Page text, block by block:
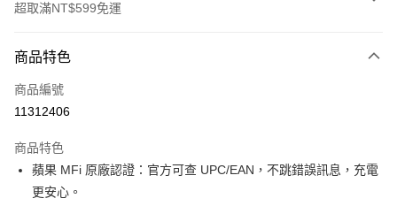
超取滿NT$599免運
信用卡一次付款
超商取貨付款
Apple Pay
街口支付
商品特色
商品編號
11312406
商品特色
蘋果 MFi 原廠認證：官方可查 UPC/EAN，不跳錯誤訊息，充電
更安心。